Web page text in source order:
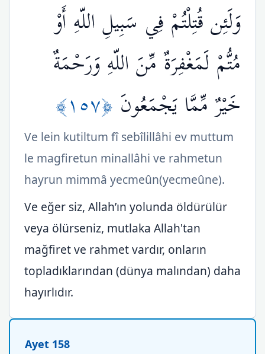
وَلَئِن قُتِلْتُمْ فِي سَبِيلِ اللّهِ أَوْ
مُتُّمْ لَمَغْفِرَةٌ مِّنَ اللّهِ وَرَحْمَةٌ
خَيْرٌ مِّمَّا يَجْمَعُونَ ﴿١٥٧﴾
Ve lein kutiltum fî sebîlillâhi ev muttum
le magfiretun minallâhi ve rahmetun
hayrun mimmâ yecmeûn(yecmeûne).
Ve eğer siz, Allah’ın yolunda öldürülür
veya ölürseniz, mutlaka Allah'tan
mağfiret ve rahmet vardır, onların
topladıklarından (dünya malından) daha
hayırlıdır.
Ayet 158